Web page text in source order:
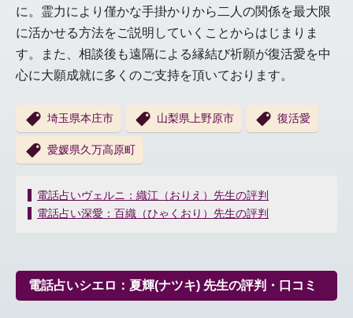
に。霊力により僅かな手掛かりから二人の関係を最大限
に活かせる方法をご説明していくことからはじまりま
す。また、相談後も遠隔による縁結び祈願が復活愛を中
心に大願成就に多くのご支持を頂いております。
埼玉県本庄市 山梨県上野原市 復活愛
愛媛県久万高原町
投
稿
ー
シ
電話占いヴェルニ：織江（おりえ）先生の評判
電話占い深愛：百織（ひゃくおり）先生の評判
電話占いシエロ：夏輝(ナツキ) 先生の評判・口コミ